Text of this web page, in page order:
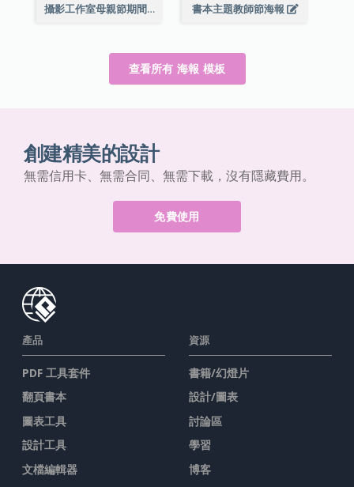
攝影工作室母親節期間限定優惠宣傳海報 書本主題教師節海報
查看所有 海報 模板
創建精美的設計
無需信用卡、無需合同、無需下載，沒有隱藏費用。
免費使用
產品
PDF 工具套件
翻頁書本
圖表工具
設計工具
文檔編輯器
資源
書籍/幻燈片
設計/圖表
討論區
學習
博客